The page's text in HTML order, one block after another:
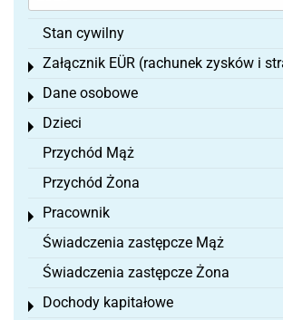
Stan cywilny
Załącznik EÜR (rachunek zysków i
Toggle menu
Dane osobowe
Toggle menu
Dzieci
Toggle menu
Przychód Mąż
Przychód Żona
Pracownik
Toggle menu
Świadczenia zastępcze Mąż
Świadczenia zastępcze Żona
Dochody kapitałowe
Toggle menu